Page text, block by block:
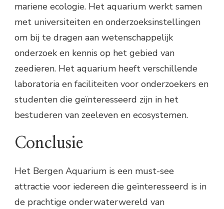
mariene ecologie. Het aquarium werkt samen
met universiteiten en onderzoeksinstellingen
om bij te dragen aan wetenschappelijk
onderzoek en kennis op het gebied van
zeedieren. Het aquarium heeft verschillende
laboratoria en faciliteiten voor onderzoekers en
studenten die geïnteresseerd zijn in het
bestuderen van zeeleven en ecosystemen.
Conclusie
Het Bergen Aquarium is een must-see
attractie voor iedereen die geïnteresseerd is in
de prachtige onderwaterwereld van